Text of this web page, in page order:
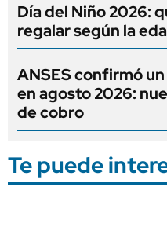
Día del Niño 2026:
regalar según la
ANSES confirmó
en agosto 2026:
de cobro
Te puede